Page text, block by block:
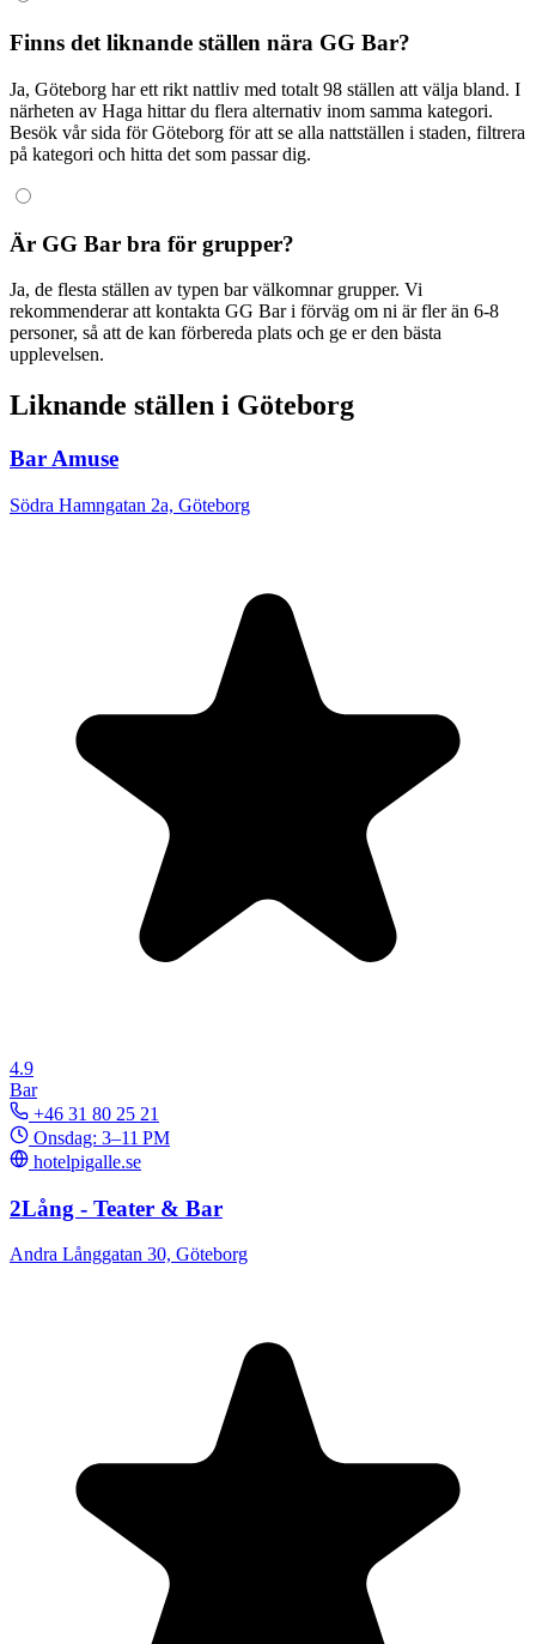
Finns det liknande ställen nära GG Bar?
Ja, Göteborg har ett rikt nattliv med totalt 98 ställen att välja bland. I
närheten av Haga hittar du flera alternativ inom samma kategori.
Besök vår sida för Göteborg för att se alla nattställen i staden, filtrera
på kategori och hitta det som passar dig.
Är GG Bar bra för grupper?
Ja, de flesta ställen av typen bar välkomnar grupper. Vi
rekommenderar att kontakta GG Bar i förväg om ni är fler än 6-8
personer, så att de kan förbereda plats och ge er den bästa
upplevelsen.
Liknande ställen i Göteborg
Bar Amuse
Södra Hamngatan 2a, Göteborg
4.9
Bar
+46 31 80 25 21
Onsdag: 3–11 PM
hotelpigalle.se
2Lång - Teater & Bar
Andra Långgatan 30, Göteborg